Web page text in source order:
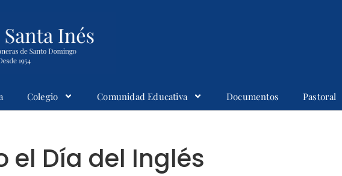
Colegio Comunidad Educativa Documentos Pastoral
el Día del Inglés